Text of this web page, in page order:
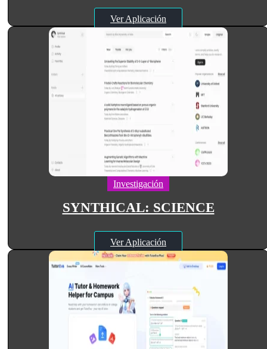
Ver Aplicación
Investigación
SYNTHICAL: SCIENCE
Ver Aplicación